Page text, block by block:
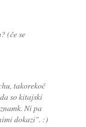
(če se
takorekoč
so kitajski
Ni pa
dokazi". :)